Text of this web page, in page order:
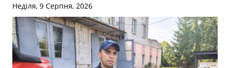
Неділя, 9 Серпня, 2026